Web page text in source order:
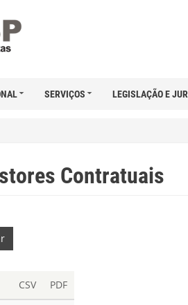
SERVIÇOS LEGISLAÇÃO E
Contratuais
CSV PDF